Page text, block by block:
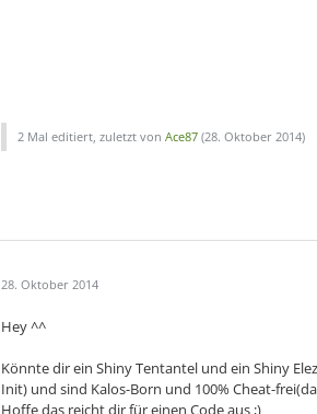
2 Mal editiert, zuletzt von Ace87 (28. Oktober 2014)
28. Oktober 2014
Hey ^^
Könnte dir ein Shiny Tentantel und ein Shiny
Init) und sind Kalos-Born und 100% Cheat-
Hoffe das reicht dir für einen Code aus ;)